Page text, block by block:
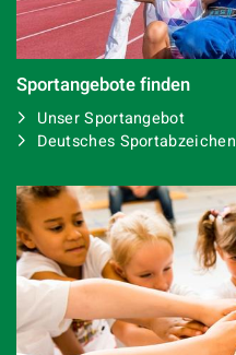
Sportangebote finden
Unser Sportangebot
Deutsches Sportabzeichen